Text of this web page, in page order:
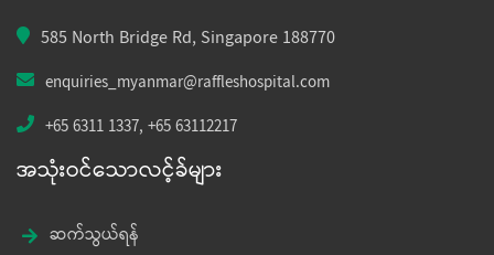
585 North Bridge Rd, Singapore 188770
enquiries_myanmar@raffleshospital.com
+65 6311 1337,+65 63112217
အသုံးဝင်သောလင့်ခ်များ
ဆက်သွယ်ရန်